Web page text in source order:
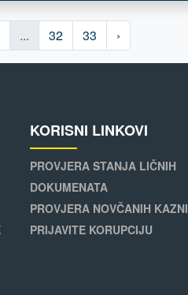
... 32 33 ›
KORISNI LINKOVI
PROVJERA STANJA LIČNIH
DOKUMENATA
PROVJERA NOVČANIH KAZNI
PRIJAVITE KORUPCIJU